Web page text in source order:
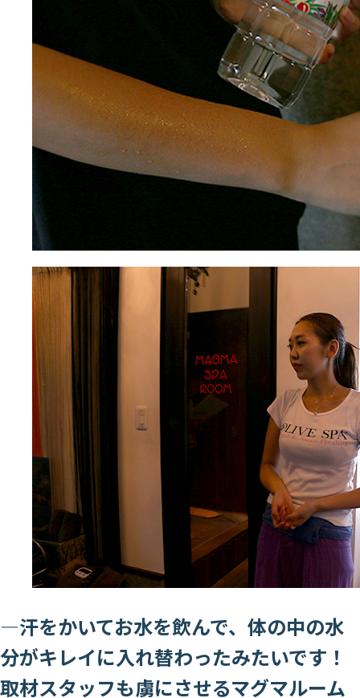
―汗をかいてお水を飲んで、体の中の水
分がキレイに入れ替わったみたいです！
取材スタッフも虜にさせるマグマルーム